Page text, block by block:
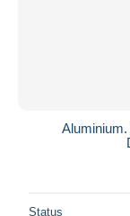
Status